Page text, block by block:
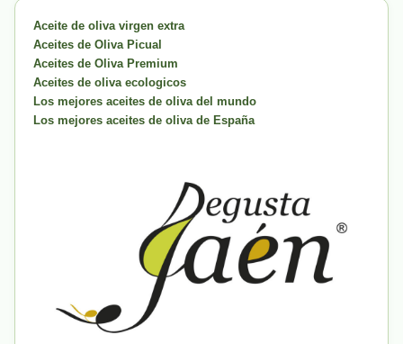
Aceite de oliva virgen extra
Aceites de Oliva Picual
Aceites de Oliva Premium
Aceites de oliva ecologicos
Los mejores aceites de oliva del mundo
Los mejores aceites de oliva de España